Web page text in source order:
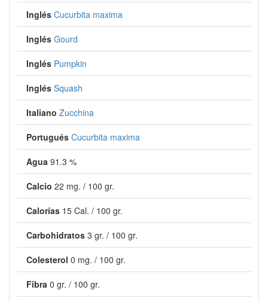
Inglés Cucurbita maxima
Inglés Gourd
Inglés Pumpkin
Inglés Squash
Italiano Zucchina
Portugués Cucurbita maxima
Agua 91.3 %
Calcio 22 mg. / 100 gr.
Calorías 15 Cal. / 100 gr.
Carbohidratos 3 gr. / 100 gr.
Colesterol 0 mg. / 100 gr.
Fibra 0 gr. / 100 gr.